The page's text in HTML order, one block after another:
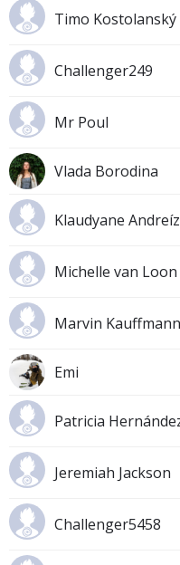
Timo Kostolanský
Challenger249
Mr Poul
Vlada Borodina
Klaudyane
Michelle van Loon
Marvin Kauffmann
Emi
Patricia
Jeremiah Jackson
Challenger5458